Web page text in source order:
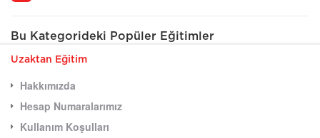
Bu Kategorideki Popüler Eğitimler
Uzaktan Eğitim
Hakkımızda
Hesap Numaralarımız
Kullanım Koşulları